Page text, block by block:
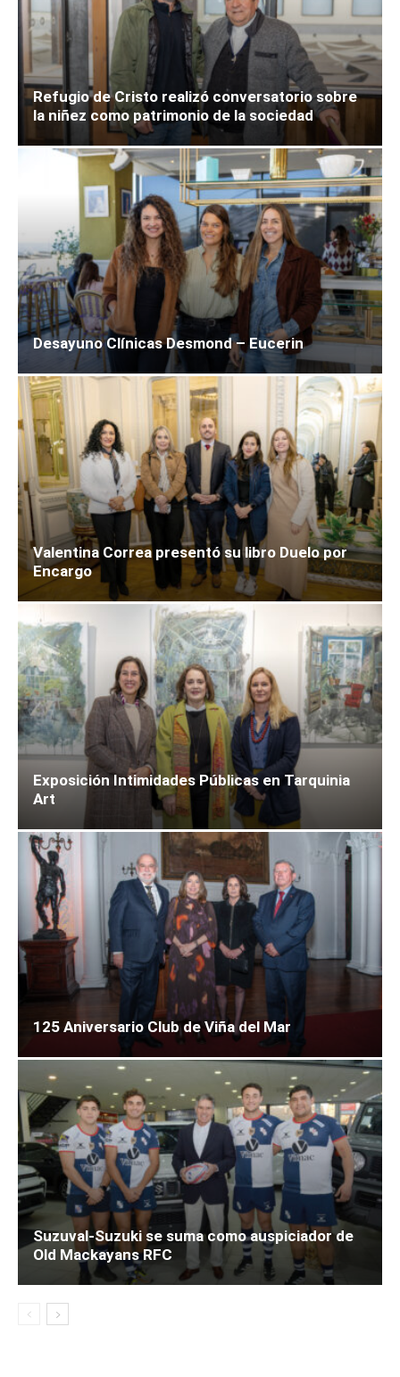
Refugio de Cristo realizó conversatorio sobre
la niñez como patrimonio de la sociedad
Desayuno Clínicas Desmond – Eucerin
Valentina Correa presentó su libro Duelo por
Encargo
Exposición Intimidades Públicas en Tarquinia
Art
125 Aniversario Club de Viña del Mar
Suzuval-Suzuki se suma como auspiciador de
Old Mackayans RFC